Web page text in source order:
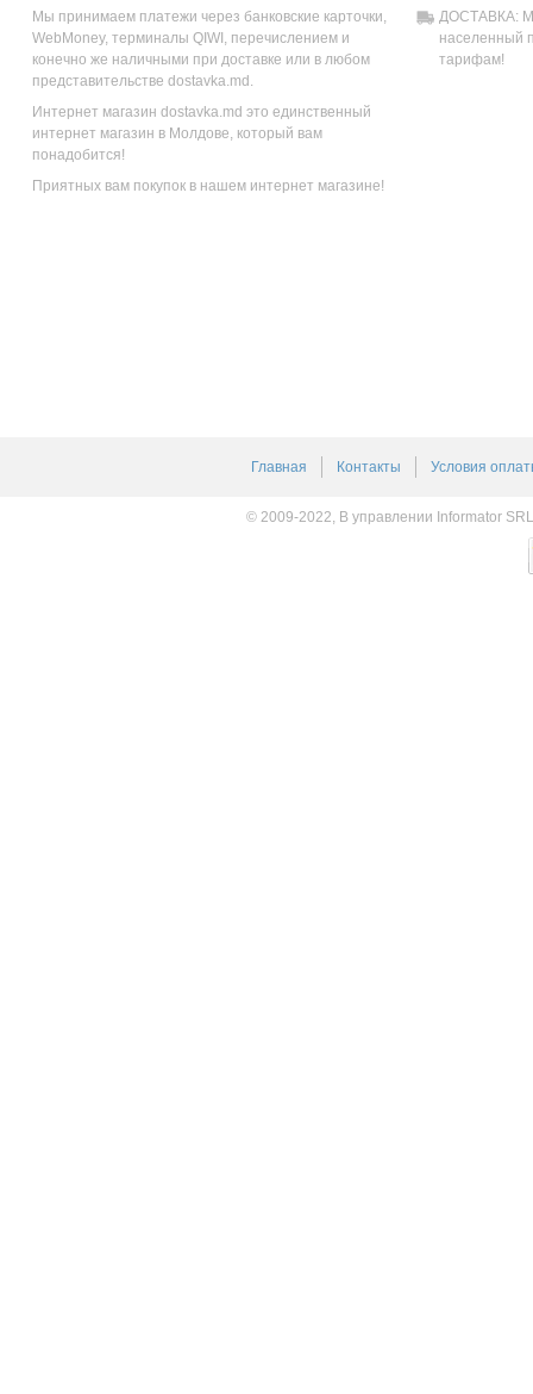
Мы принимаем платежи через банковские карточки,
WebMoney, терминалы QIWI, перечислением и
конечно же наличными при доставке или в любом
представительстве dostavka.md.
Интернет магазин dostavka.md это единственный
интернет магазин в Молдове, который вам
понадобится!
Приятных вам покупок в нашем интернет магазине!
ДОСТАВКА:
населенный
тарифам!
Главная Контакты Условия
© 2009-2022, В управлении Informator SRL